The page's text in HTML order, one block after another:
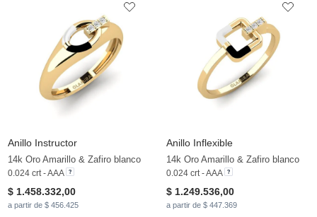
Anillo Instructor
14k Oro Amarillo & Zafiro blanco
0.024 crt - AAA
$ 1.458.332,00
a partir de $ 456.425
Anillo Inflexible
14k Oro Amarillo & Zafiro blanco
0.024 crt - AAA
$ 1.249.536,00
a partir de $ 447.369